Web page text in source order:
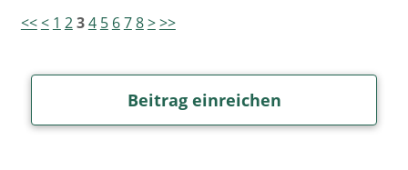
<<< 1 234 5 678>>>
Beitrag einreichen